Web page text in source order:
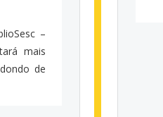
–
mais
de